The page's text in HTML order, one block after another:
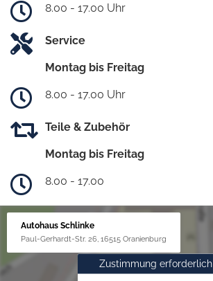
8.00 - 17.00 Uhr
Service
Montag bis Freitag
8.00 - 17.00 Uhr
Teile & Zubehör
Montag bis Freitag
8.00 - 17.00
Autohaus Schlinke
Paul-Gerhardt-Str. 26, 16515 Oranienburg
Zustimmung erforderlich